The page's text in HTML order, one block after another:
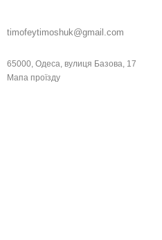
timofeytimoshuk@gmail.com
65000, Одеса, вулиця Базова, 17
Мапа проїзду